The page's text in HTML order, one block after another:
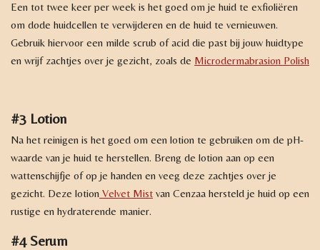
Een tot twee keer per week is het goed om je huid te exfioliëren
om dode huidcellen te verwijderen en de huid te vernieuwen.
Gebruik hiervoor een milde scrub of acid die past bij jouw huidtype
en wrijf zachtjes over je gezicht, zoals de Microdermabrasion Polish
#3 Lotion
Na het reinigen is het goed om een lotion te gebruiken om de pH-
waarde van je huid te herstellen. Breng de lotion aan op een
wattenschijfje of op je handen en veeg deze zachtjes over je
gezicht. Deze lotion Velvet Mist van Cenzaa hersteld je huid op een
rustige en hydraterende manier.
#4 Serum